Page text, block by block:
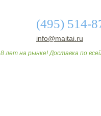
(495) 514-
info@maitai.ru
8 лет на рынке! Доставка по